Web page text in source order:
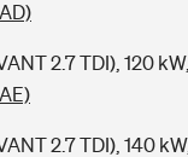
2.7 TDI), 120
2.7 TDI), 140